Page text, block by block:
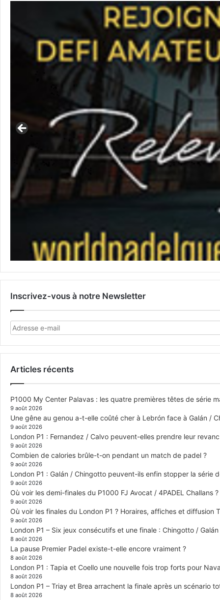
Inscrivez-vous à notre Newsletter
Articles récents
P1000 My Center Palavas : les quatre premières têtes de série
9 août 2026
Une gêne au genou a-t-elle coûté cher à Lebrón face à Galán /
9 août 2026
London P1 : Fernandez / Calvo peuvent-elles prendre leur
9 août 2026
Combien de calories brûle-t-on pendant un match de padel ?
9 août 2026
London P1 : Galán / Chingotto peuvent-ils enfin stopper la série
9 août 2026
Où voir les demi-finales du P1000 FJ Avocat / 4PADEL Challans ?
9 août 2026
Où voir les finales du London P1 ? Horaires, affiches et diffusion
9 août 2026
London P1 – Six jeux consécutifs et une finale : Chingotto /
8 août 2026
La pause Premier Padel existe-t-elle encore vraiment ?
8 août 2026
London P1 : Tapia et Coello une nouvelle fois trop forts pour
8 août 2026
London P1 – Triay et Brea arrachent la finale après un scénario
8 août 2026